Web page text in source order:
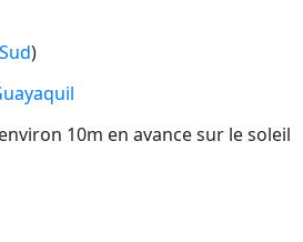
)
10m en avance sur le soleil